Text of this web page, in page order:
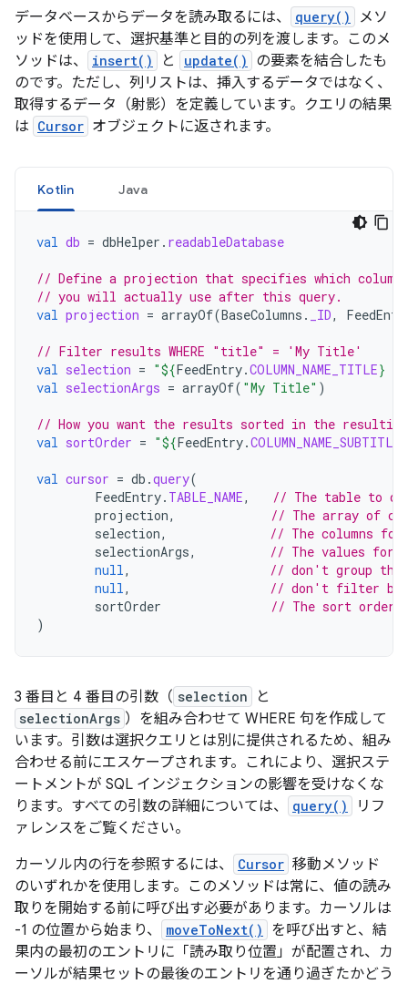
データベースからデータを読み取るには、 query()
メソ
ッドを使用して、選択基準と目的の列を渡します。このメ
ソッドは、
insert() と update()
の要素を結合したも
のです。ただし、列リストは、挿入するデータではなく、
取得するデータ（射影）を定義しています。クエリの結果
は Cursor オブジェクトに返されます。
Kotlin Java
val db = dbHelper . readableDatabase
// Define a projection that specifies which
// you will actually use after this query.
val projection = arrayOf(BaseColumns . _ID,
// Filter results WHERE "title" = 'My Title'
val selection = "${FeedEntry.COLUMN_NAME_TITLE}
val selectionArgs = arrayOf( "My Title" )
// How you want the results sorted in the
val sortOrder = "${FeedEntry.COLUMN_NAME_SUBTITLE
val cursor = db .query(
FeedEntry. TABLE_NAME,
// The table to
projection,
// The array of
selection,
// The columns for
selectionArgs,
// The values for
null,
// don't group the
null,
// don't filter by
sortOrder
// The sort order
)
3 番目と 4 番目の引数（ selection と
selectionArgs ）を組み合わせて WHERE 句を作成して
います。引数は選択クエリとは別に提供されるため、組み
合わせる前にエスケープされます。これにより、選択ステ
ートメントが SQL インジェクションの影響を受けなくな
ります。すべての引数の詳細については、
query()
リフ
ァレンスをご覧ください。
カーソル内の行を参照するには、
Cursor 移動メソッド
のいずれかを使用します。このメソッドは常に、値の読み
取りを開始する前に呼び出す必要があります。カーソルは
-1 の位置から始まり、
moveToNext()
を呼び出すと、結
果内の最初のエントリに「読み取り位置」が配置され、カ
ーソルが結果セットの最後のエントリを通り過ぎたかどう